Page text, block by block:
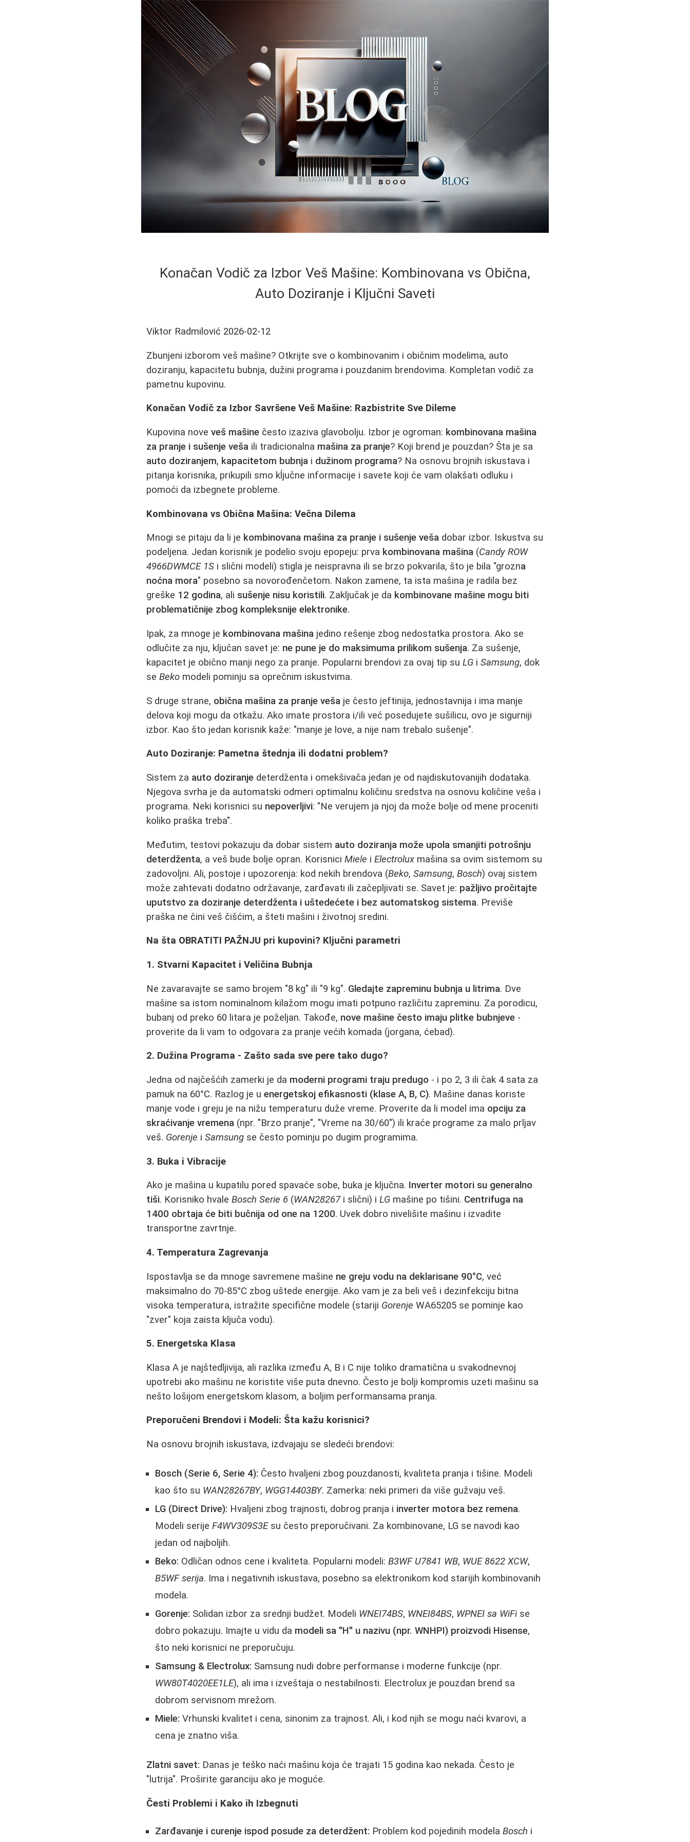
Konačan Vodič za Izbor Veš Mašine: Kombinovana vs Obična,
Auto Doziranje i Ključni Saveti
Viktor Radmilović 2026-02-12
Zbunjeni izborom veš mašine? Otkrijte sve o kombinovanim i običnim modelima, auto
doziranju, kapacitetu bubnja, dužini programa i pouzdanim brendovima. Kompletan vodič za
pametnu kupovinu.
Konačan Vodič za Izbor Savršene Veš Mašine: Razbistrite Sve Dileme
Kupovina noveveš mašine često izaziva glavobolju. Izbor je ogroman: kombinovana mašina
za pranje i sušenje veša ili tradicionalna mašina za pranje? Koji brend je pouzdan? Šta je sa
auto doziranjem, kapacitetom bubnja i dužinom programa? Na osnovu brojnih iskustava i
pitanja korisnika, prikupili smo kĺjučne informacije i savete koji će vam olakšati odluku i
pomoći da izbegnete probleme.
Kombinovana vs Obična Mašina: Večna Dilema
Mnogi se pitaju da li je kombinovana mašina za pranje i sušenje veša dobar izbor. Iskustva su
podeljena. Jedan korisnik je podelio svoju epopeju: prva kombinovana mašina (Candy ROW
4966DWMCE 1S i slični modeli) stigla je neispravna ili se brzo pokvarila, što je bila "grozna
noćna mora" posebno sa novorođenčetom. Nakon zamene, ta ista mašina je radila bez
greške 12 godina, ali sušenje nisu koristili. Zaključak je da kombinovane mašine mogu biti
problematičnije zbog kompleksnije elektronike.
Ipak, za mnoge je kombinovana mašina jedino rešenje zbog nedostatka prostora. Ako se
odlučite za nju, ključan savet je: ne pune je do maksimuma prilikom sušenja. Za sušenje,
kapacitet je obično manji nego za pranje. Popularni brendovi za ovaj tip suLG iSamsung, dok
seBeko modeli pominju sa oprečnim iskustvima.
S druge strane, obična mašina za pranje veša je često jeftinija, jednostavnija i ima manje
delova koji mogu da otkažu. Ako imate prostora i/ili već posedujete sušilicu, ovo je sigurniji
izbor. Kao što jedan korisnik kaže: "manje je love, a nije nam trebalo sušenje".
Auto Doziranje: Pametna štednja ili dodatni problem?
Sistem za auto doziranje deterdženta i omekšivača jedan je od najdiskutovanijih dodataka.
Njegova svrha je da automatski odmeri optimalnu količinu sredstva na osnovu količine veša i
programa. Neki korisnici su nepoverljivi: "Ne verujem ja njoj da može bolje od mene proceniti
koliko praška treba".
Međutim, testovi pokazuju da dobar sistem auto doziranja može upola smanjiti potrošnju
deterdženta, a veš bude bolje opran. KorisniciMiele iElectrolux mašina sa ovim sistemom su
zadovoljni. Ali, postoje i upozorenja: kod nekih brendova (Beko,Samsung,Bosch) ovaj sistem
može zahtevati dodatno održavanje, zarđavati ili začepljivati se. Savet je: pažljivo pročitajte
uputstvo za doziranje deterdženta i uštedećete i bez automatskog sistema. Previše
praška ne čini veš čišćim, a šteti mašini i životnoj sredini.
Na šta OBRATITI PAŽNJU pri kupovini? Ključni parametri
1. Stvarni Kapacitet i Veličina Bubnja
Ne zavaravajte se samo brojem "8 kg" ili "9 kg". Gledajte zapreminu bubnja u litrima. Dve
mašine sa istom nominalnom kilažom mogu imati potpuno različitu zapreminu. Za porodicu,
bubanj od preko 60 litara je poželjan. Takođe, nove mašine često imaju plitke bubnjeve -
proverite da li vam to odgovara za pranje većih komada (jorgana, ćebad).
2. Dužina Programa - Zašto sada sve pere tako dugo?
Jedna od najčešćih zamerki je da moderni programi traju predugo - i po 2, 3 ili čak 4 sata za
pamuk na 60°C. Razlog je uenergetskoj efikasnosti (klase A, B, C). Mašine danas koriste
manje vode i greju je na nižu temperaturu duže vreme. Proverite da li model ima opciju za
skraćivanje vremena (npr. "Brzo pranje", "Vreme na 30/60") ili kraće programe za malo prljav
veš. Gorenje iSamsung se često pominju po dugim programima.
3. Buka i Vibracije
Ako je mašina u kupatilu pored spavaće sobe, buka je ključna. Inverter motori su generalno
tiši. Korisniko hvaleBosch Serie 6 (WAN28267i slični) iLG mašine po tišini. Centrifuga na
1400 obrtaja će biti bučnija od one na 1200. Uvek dobro nivelišite mašinu i izvadite
transportne zavrtnje.
4. Temperatura Zagrevanja
Ispostavlja se da mnoge savremene mašine ne greju vodu na deklarisane 90°C, već
maksimalno do 70-85°C zbog uštede energije. Ako vam je za beli veš i dezinfekciju bitna
visoka temperatura, istražite specifične modele (stariji Gorenje WA65205 se pominje kao
"zver" koja zaista ključa vodu).
5. Energetska Klasa
Klasa A je najštedljivija, ali razlika između A, B i C nije toliko dramatična u svakodnevnoj
upotrebi ako mašinu ne koristite više puta dnevno. Često je bolji kompromis uzeti mašinu sa
nešto lošijom energetskom klasom, a boljim performansama pranja.
Preporučeni Brendovi i Modeli: Šta kažu korisnici?
Na osnovu brojnih iskustava, izdvajaju se sledeći brendovi:
Bosch (Serie 6, Serie 4): Često hvaljeni zbog pouzdanosti, kvaliteta pranja i tišine. Modeli
kao što su WAN28267BY, WGG14403BY. Zamerka: neki primeri da više gužvaju veš.
LG (Direct Drive): Hvaljeni zbog trajnosti, dobrog pranja i inverter motora bez remena.
Modeli serijeF4WV309S3Esu često preporučivani. Za kombinovane, LG se navodi kao
jedan od najboljih.
Beko: Odličan odnos cene i kvaliteta. Popularni modeli:B3WF U7841 WB, WUE 8622 XCW,
B5WF serija. Ima i negativnih iskustava, posebno sa elektronikom kod starijih kombinovanih
modela.
Gorenje: Solidan izbor za srednji budžet. Modeli WNEI74BS, WNEI84BS, WPNEI sa WiFise
dobro pokazuju. Imajte u vidu da modeli sa "H" u nazivu (npr. WNHPI) proizvodi Hisense,
što neki korisnici ne preporučuju.
Samsung & Electrolux: Samsung nudi dobre performanse i moderne funkcije (npr.
WW80T4020EE1LE), ali ima i izveštaja o nestabilnosti. Electrolux je pouzdan brend sa
dobrom servisnom mrežom.
Miele: Vrhunski kvalitet i cena, sinonim za trajnost. Ali, i kod njih se mogu naći kvarovi, a
cena je znatno viša.
Zlatni savet: Danas je teško naći mašinu koja će trajati 15 godina kao nekada. Često je
"lutrija". Proširite garanciju ako je moguće.
Česti Problemi i Kako ih Izbegnuti
Zarđavanje i curenje ispod posude za deterdžent: Problem kod pojedinih modelaBosch i